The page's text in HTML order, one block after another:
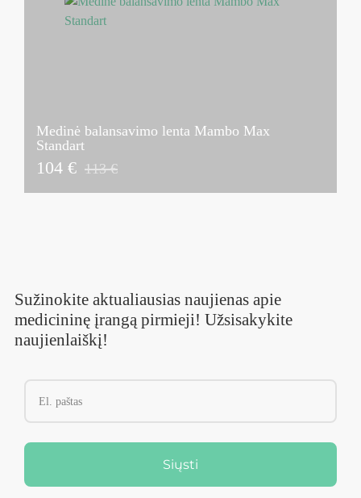
Medinė balansavimo lenta Mambo Max
Standart
104 € 113 €
Sužinokite aktualiausias naujienas apie
medicininę įrangą pirmieji! Užsisakykite
naujienlaiškį!
Siųsti